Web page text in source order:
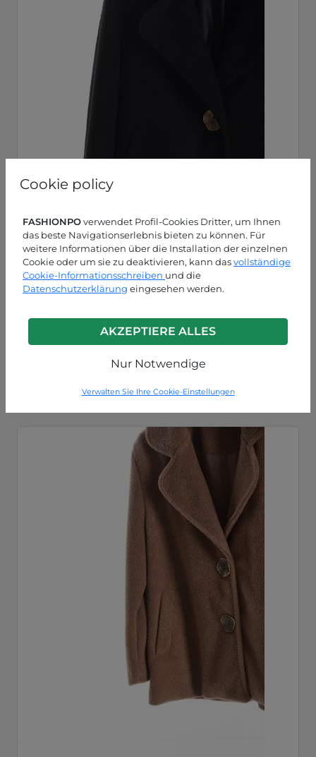
Cookie policy
FASHIONPOverwendet Profil-Cookies Dritter, um Ihnen
das beste Navigationserlebnis bieten zu können. Für
weitere Informationen über die Installation der einzelnen
Cookie oder um sie zu deaktivieren, kann dasvollständige
Cookie-Informationsschreiben und die
Datenschutzerklärung eingesehen werden.
AKZEPTIERE ALLES
Nur Notwendige
Verwalten Sie Ihre Cookie-Einstellungen
Schwarz